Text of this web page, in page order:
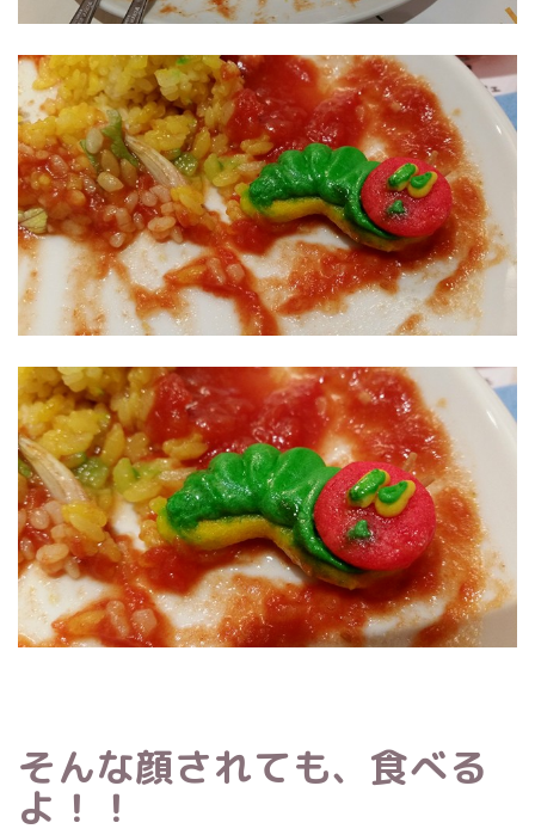
そんな顔されても、食べる
よ！！